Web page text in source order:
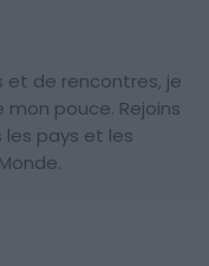
et de rencontres, je
pouce. Rejoins
les pays et les